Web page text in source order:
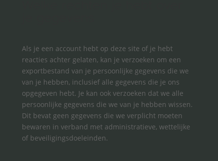
Als je een account hebt op deze site of je hebt
reacties achter gelaten, kan je verzoeken om een
exportbestand van je persoonlijke gegevens die we
van je hebben, inclusief alle gegevens die je ons
opgegeven hebt. Je kan ook verzoeken dat we alle
persoonlijke gegevens die we van je hebben wissen.
Dit bevat geen gegevens die we verplicht moeten
bewaren in verband met administratieve, wettelijke
of beveiligingsdoeleinden.